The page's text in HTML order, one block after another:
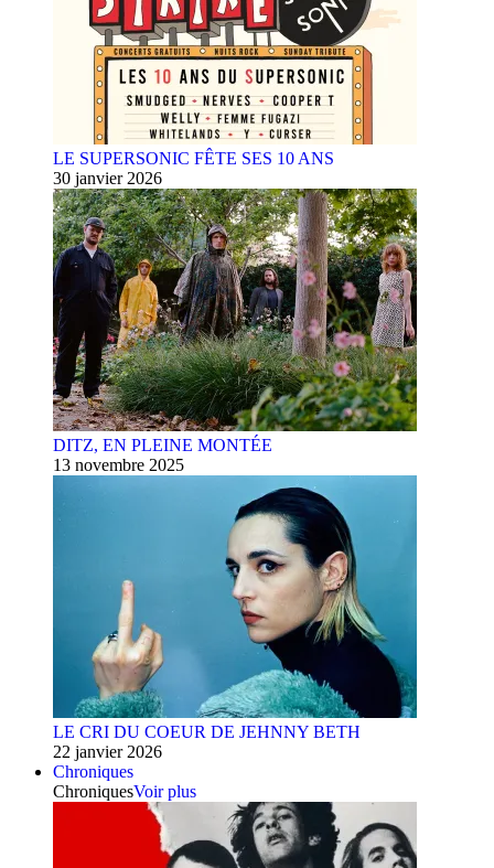
LE SUPERSONIC FÊTE SES 10 ANS
30 janvier 2026
DITZ, EN PLEINE MONTÉE
13 novembre 2025
LE CRI DU COEUR DE JEHNNY BETH
22 janvier 2026
Chroniques
ChroniquesVoir plus